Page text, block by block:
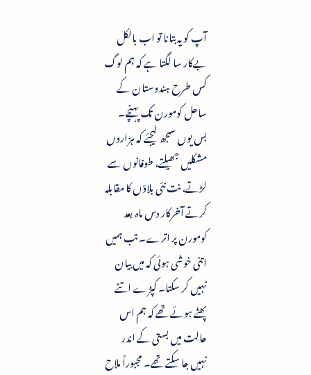
آپ کو یہ بتانا تو اب بالکل
بےکار سا لگتا ہے کہ ہم لوگ
کس طرح ہندوستان کے
ساحل کومورن تک پہنچے۔
بس یوں سمجھ لیجئے کہ ہزاروں
مشکلیں جھیلتے، طوفانوں سے
لڑتے، نت نئی بلاؤں کا مقابلہ
کرتے آخرکار دس ماہ بعد
کومورن پر اترے۔ تب ہمیں
اتنی خوشی ہوئی کہ میں بیان
نہیں کر سکتا۔ کپڑے اتنے
پھٹے ہوئے تھے کہ ہم اس
حالت میں بستی کے اندر
نہیں جا سکتے تھے۔ مجبوراً ملاح